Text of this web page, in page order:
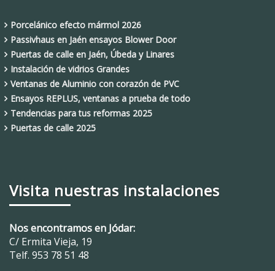
Porcelánico efecto mármol 2026
Passivhaus en Jaén ensayos Blower Door
Puertas de calle en Jaén, Úbeda y Linares
Instalación de vidrios Grandes
Ventanas de Aluminio con corazón de PVC
Ensayos REPLUS, ventanas a prueba de todo
Tendencias para tus reformas 2025
Puertas de calle 2025
Visita nuestras instalaciones
Nos encontramos en Jódar:
C/ Ermita Vieja, 19
Telf. 953 78 51 48